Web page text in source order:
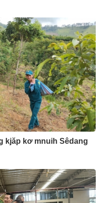
kjăp kơ mnuih Sêdang